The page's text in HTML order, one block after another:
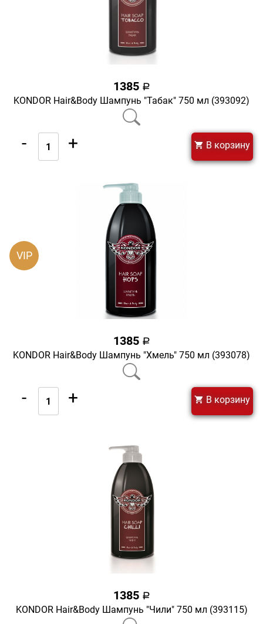
1385 a
KONDOR Hair&Body Шампунь "Табак" 750 мл (393092)
- + В корзину
VIP
1385 a
KONDOR Hair&Body Шампунь "Хмель" 750 мл (393078)
- + В корзину
1385 a
KONDOR Hair&Body Шампунь "Чили" 750 мл (393115)